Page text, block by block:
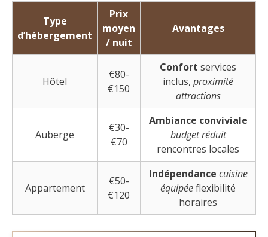
Type
d’hébergement
Prix
moyen
/ nuit
Avantages
Hôtel
€80-
€150
Confort services
inclus, proximité
attractions
Auberge
€30-
€70
Ambiance conviviale
budget réduit
rencontres locales
Appartement
€50-
€120
Indépendance cuisine
équipéeflexibilité
horaires